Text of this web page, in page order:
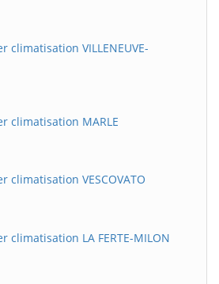
climatisation VILLENEUVE-
climatisation MARLE
climatisation VESCOVATO
climatisation LA FERTE-MILON